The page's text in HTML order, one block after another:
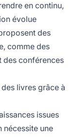
en continu,
évolue
des
comme des
des conférences
livres grâce à
issues
nécessite une